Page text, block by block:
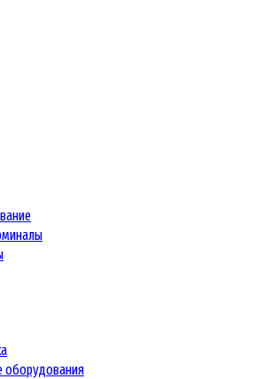
оборудования